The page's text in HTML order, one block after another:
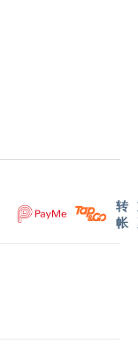
特制法令DHA
，有助脑部发
DHA 及EPA，
」，保护DHA
，令营养更易
转
帐